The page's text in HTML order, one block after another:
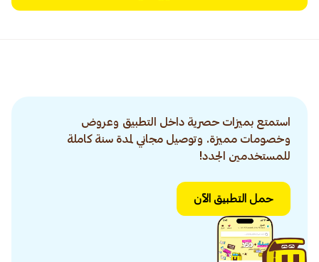
استمتع بميزات حصرية داخل التطبيق وعروض
وخصومات مميزة. وتوصيل مجاني لمدة سنة كاملة
للمستخدمين الجدد!
حمل التطبيق الآن